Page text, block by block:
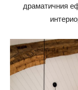
драматичния